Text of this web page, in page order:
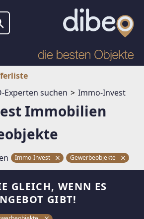
Experten suchen Immo-Invest
Immobilien
Immo-Invest Gewerbeobjekte
GLEICH, WENN ES
GIBT!